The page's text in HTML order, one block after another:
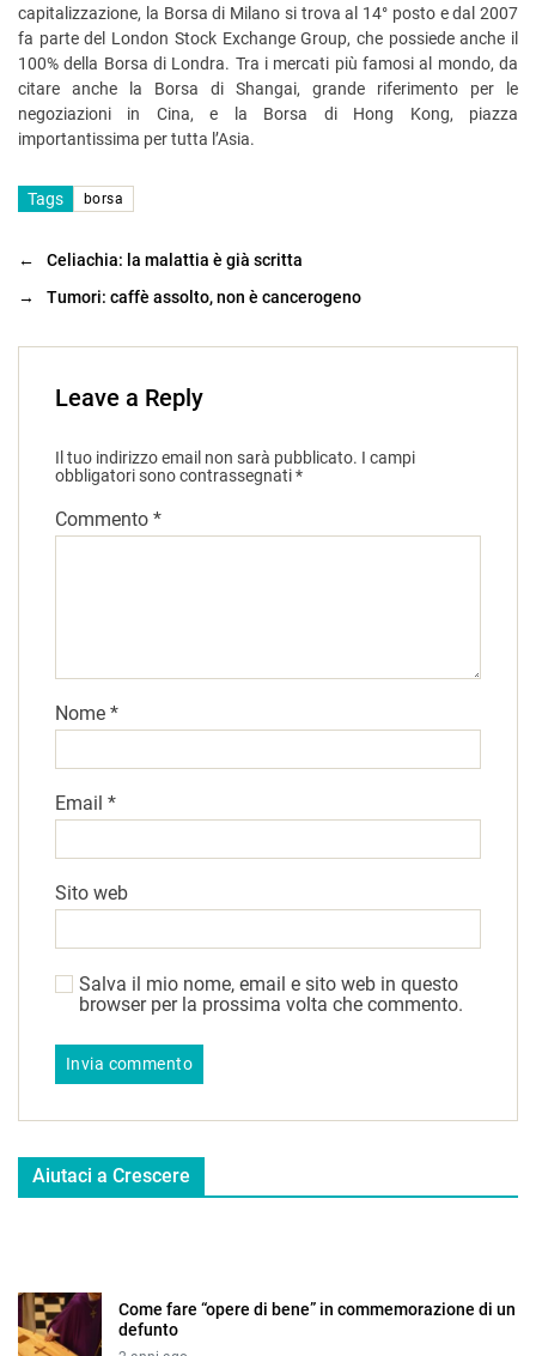
capitalizzazione, la Borsa di Milano si trova al 14° posto e dal 2007
fa parte del London Stock Exchange Group, che possiede anche il
100% della Borsa di Londra. Tra i mercati più famosi al mondo, da
citare anche la Borsa di Shangai, grande riferimento per le
negoziazioni in Cina, e la Borsa di Hong Kong, piazza
importantissima per tutta l’Asia.
Tags borsa
←
Celiachia: la malattia è già scritta
→
Tumori: caffè assolto, non è cancerogeno
Leave a Reply
Il tuo indirizzo email non sarà pubblicato. I campi
obbligatori sono contrassegnati*
Commento *
Nome *
Email *
Sito web
Salva il mio nome, email e sito web in questo
browser per la prossima volta che commento.
Aiutaci a Crescere
Come fare “opere di bene” in commemorazione di un
defunto